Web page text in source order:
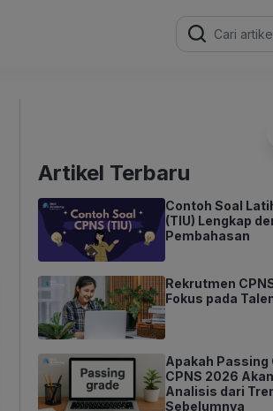
Search
for:
Artikel Terbaru
Contoh Soal
(TIU) Lengkap
Pembahasan
Rekrutmen
Fokus pada
Apakah Passing
CPNS 2026
Analisis dari
Sebelumnya